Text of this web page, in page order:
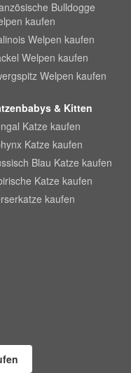
Bulldogge
kaufen
Welpen kaufen
Welpen kaufen
Welpen kaufen
& Kitten
Katze kaufen
Katze kaufen
Blau Katze kaufen
Katze kaufen
kaufen